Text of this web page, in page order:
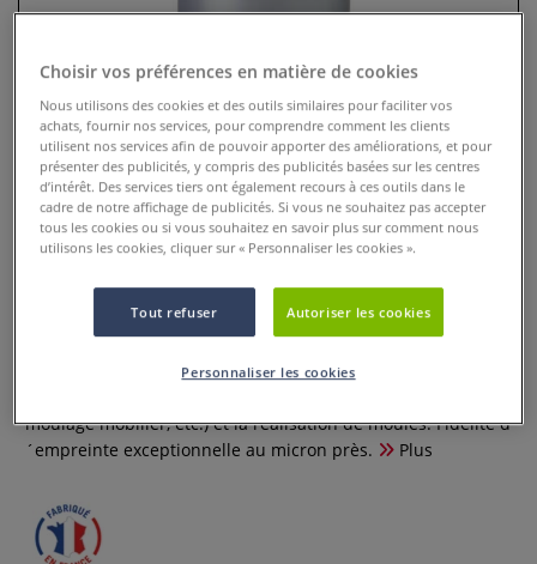
Silicone RTV 181 haute résistance
Esprit Composite
4 Commentaires
Silicone RTV 181 haute résistance aspect beige. Pour la
moulage mobilier, etc.) et la réalisation de moules. Fidélité d
´empreinte exceptionnelle au micron près.
Plus
Choisir vos préférences en matière de cookies
Nous utilisons des cookies et des outils similaires pour faciliter vos
achats, fournir nos services, pour comprendre comment les clients
utilisent nos services afin de pouvoir apporter des améliorations, et pour
présenter des publicités, y compris des publicités basées sur les centres
d’intérêt. Des services tiers ont également recours à ces outils dans le
cadre de notre affichage de publicités. Si vous ne souhaitez pas accepter
tous les cookies ou si vous souhaitez en savoir plus sur comment nous
utilisons les cookies, cliquer sur « Personnaliser les cookies ».
Tout refuser Autoriser les cookies
Personnaliser les cookies